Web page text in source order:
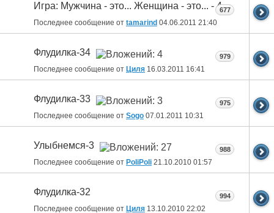
Игра: Мужчина - это... Женщина - это... - 4
Последнее сообщение от tamarind 04.06.2011 21:40
677
Флудилка-34
Последнее сообщение от Циля 16.03.2011 16:41
979
Флудилка-33
Последнее сообщение от Sogo 07.01.2011 10:31
975
Улыбнемся-3
Последнее сообщение от PoliPoli 21.10.2010 01:57
988
Флудилка-32
Последнее сообщение от Циля 13.10.2010 22:02
994